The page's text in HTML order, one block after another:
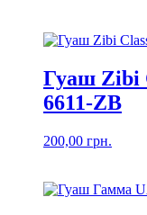
Гуаш Zibi
6611-ZB
200,00 грн.